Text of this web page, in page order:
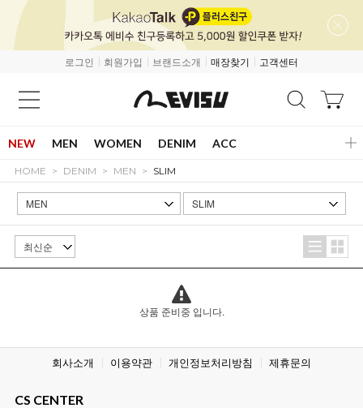
로그인 회원가입 브랜드소개 매장찾기 고객센터
NEW MEN WOMEN DENIM ACC
HOME DENIM MEN SLIM
상품 준비중 입니다.
회사소개 이용약관 개인정보처리방침 제휴문의
CS CENTER